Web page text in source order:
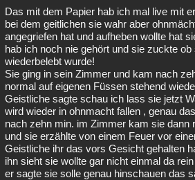
Besucht Teilgenommen Alle
Lesenswert Schlüsselwörter
Das mit dem Papier hab ich mal live mit
bei dem geitlichen sie wahr aber
angegriefen hat und aufheben wollte hat
hab ich noch nie gehört und sie zuckte
wiederbelebt wurde!
Sie ging in sein Zimmer und kam nach
normal auf eigenen Füssen stehend
Geistliche sagte schau ich lass sie jetzt
wird wieder in ohnmacht fallen , genau
nach zehn min. im Zimmer kam sie dann
und sie erzählte von einem Feuer vor
Geistliche ihr das vors Gesicht gehalten
ihn sieht sie wollte gar nicht einmal da
er sagte sie solle genau hinschauen das